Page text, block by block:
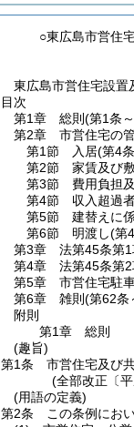
○東広島市営住
東広島市営住宅設置
目次
第1章
総則 (第1条
第2章
市営住宅の
第1節
入居(第4
第2節
家賃及び
第3節
費用負担
第4節
収入超過
第5節
建替えに
第6節
明渡し(第
第3章
法第45条第
第4章
法第45条第
第5章
市営住宅駐
第6章
雑則 (第62条
附則
第1章
総則
(趣旨)
第1条
市営住宅及び
(全部改正〔
(用語の定義)
第2条
この条例におい